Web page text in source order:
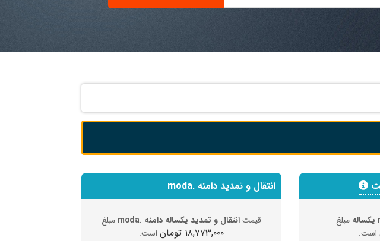
مبلغ
است.
انتقال و تمدید دامنه .moda
قیمتانتقال و تمدید یکساله دامنه .moda مبلغ
۱۸,۷۷۳,۰۰۰ تومان است.